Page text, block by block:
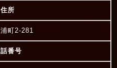
住所
町2-281
番号